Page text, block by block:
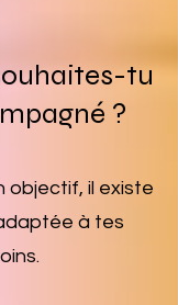
tu
?
objectif, il existe
à tes